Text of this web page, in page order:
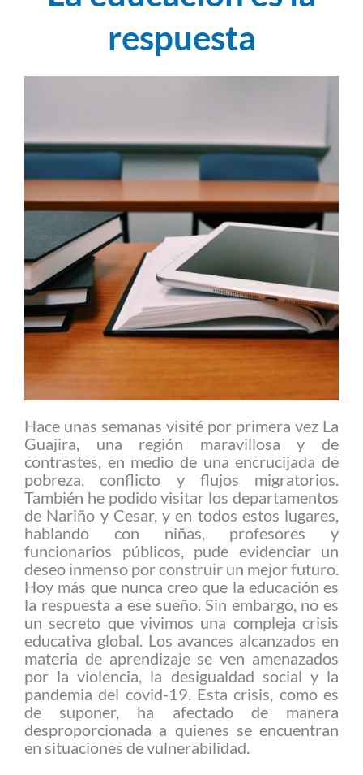
respuesta
Hace unas semanas visité por primera vez La
Guajira, una región maravillosa y de
contrastes, en medio de una encrucijada de
pobreza, conflicto y flujos migratorios.
También he podido visitar los departamentos
de Nariño y Cesar, y en todos estos lugares,
hablando con niñas, profesores y
funcionarios públicos, pude evidenciar un
deseo inmenso por construir un mejor futuro.
Hoy más que nunca creo que la educación es
la respuesta a ese sueño. Sin embargo, no es
un secreto que vivimos una compleja crisis
educativa global. Los avances alcanzados en
materia de aprendizaje se ven amenazados
por la violencia, la desigualdad social y la
pandemia del covid-19. Esta crisis, como es
de suponer, ha afectado de manera
desproporcionada a quienes se encuentran
en situaciones de vulnerabilidad.